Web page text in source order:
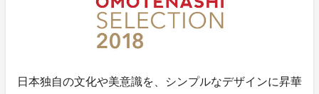
日本独自の文化や美意識を、シンプルなデザインに昇華